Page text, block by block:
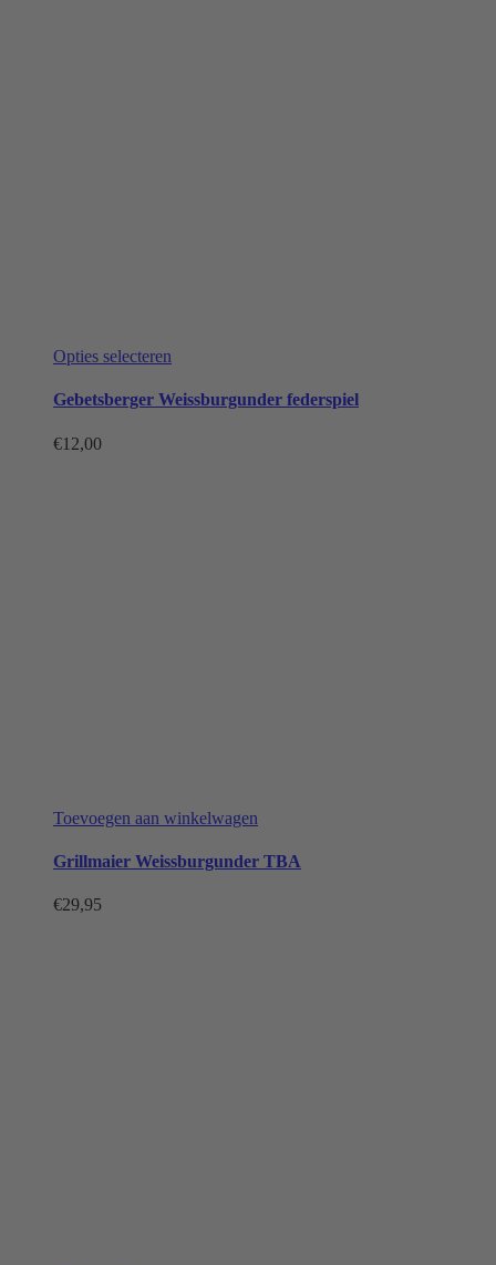
Opties selecteren
heeft
meerdere
Gebetsberger Weissburgunder federspiel
€12,00
Toevoegen aan winkelwagen
Grillmaier Weissburgunder TBA
€29,95